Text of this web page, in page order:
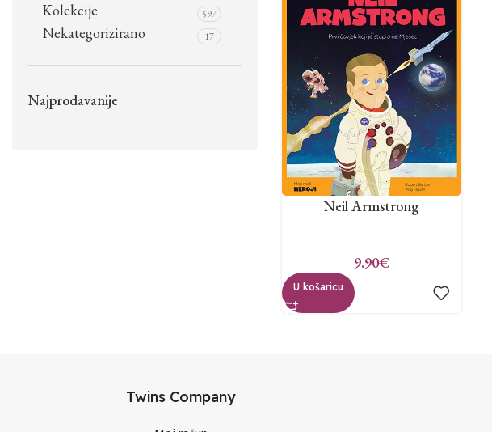
Kolekcije 597
Nekategorizirano 17
Najprodavanije
Neil Armstrong
9.90€
U košaricu
Twins Company